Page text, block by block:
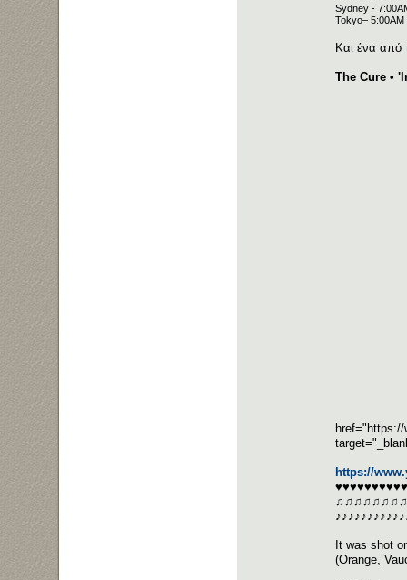
Sydney -
Tokyo–
Και ένα από
The Cure •
https://
It was shot
(Orange,